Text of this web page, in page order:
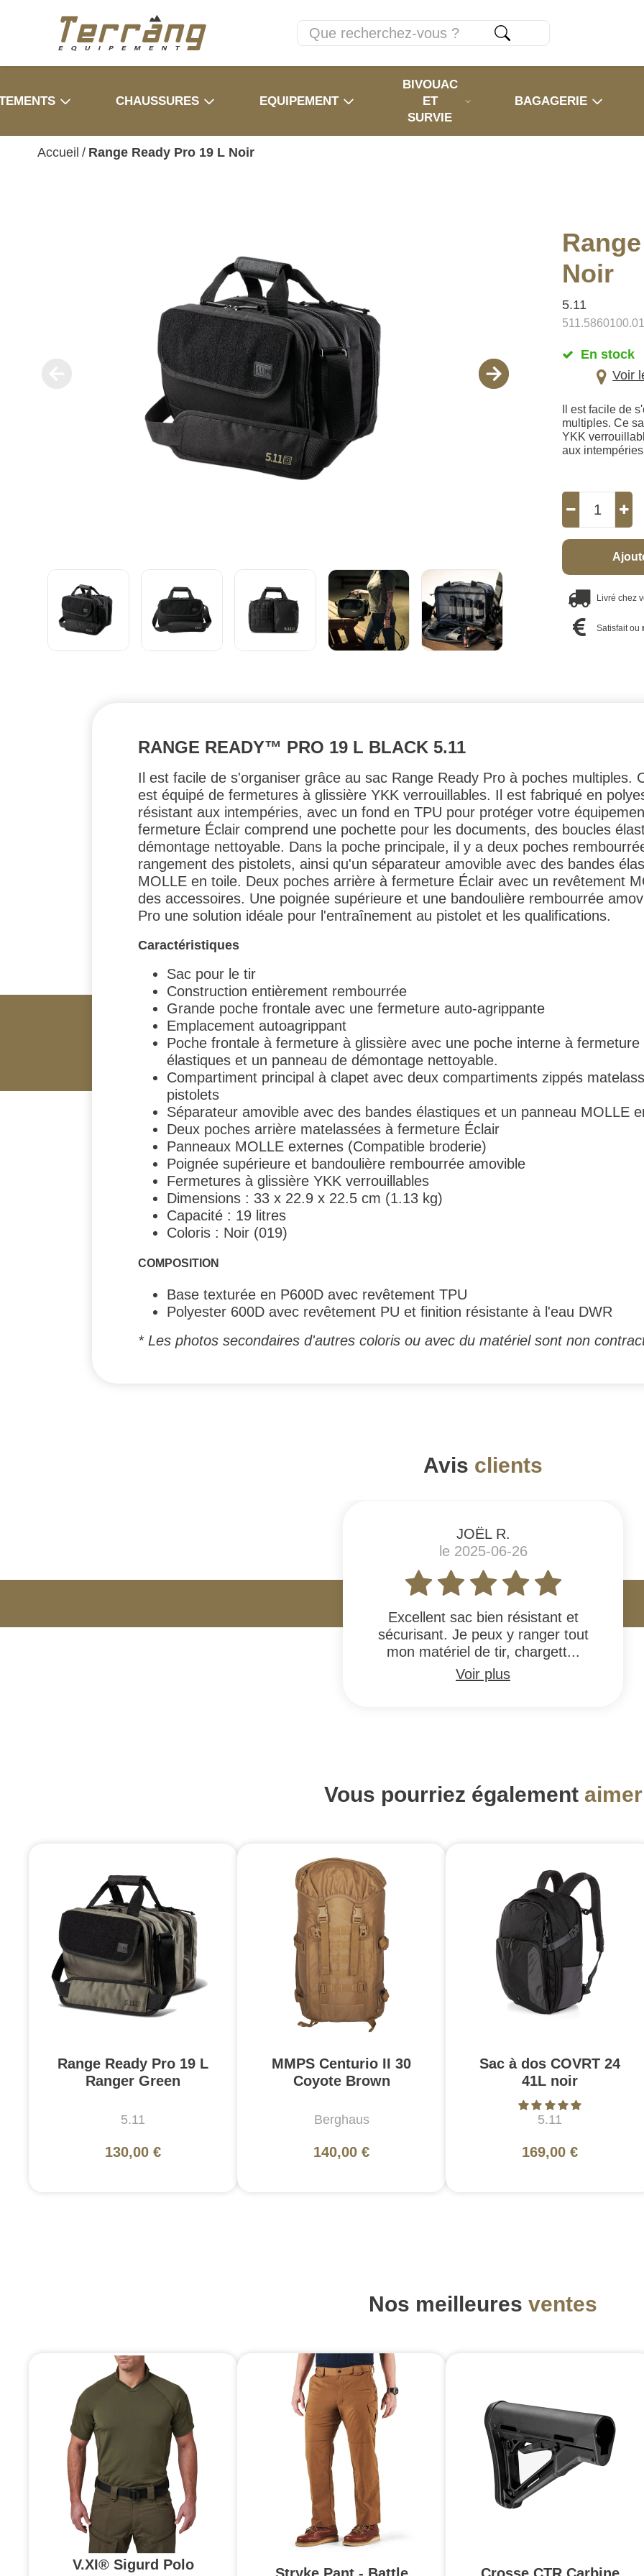
CHAUSSURES EQUIPEMENT
BIVOUAC
ET
SURVIE
BAGAGERIE
Accueil / Range Ready Pro 19 L Noir
Noir
5.11
En stock
Voir
Il est facile de
multiples. Ce
YKK
aux
Livré chez
Satisfait ou
RANGE READY™ PRO 19 L BLACK 5.11
Il est facile de s'organiser grâce au sac Range Ready Pro à poches multiples.
est équipé de fermetures à glissière YKK verrouillables. Il est fabriqué en
résistant aux intempéries, avec un fond en TPU pour protéger votre
fermeture Éclair comprend une pochette pour les documents, des boucles
démontage nettoyable. Dans la poche principale, il y a deux poches
rangement des pistolets, ainsi qu'un séparateur amovible avec des bandes
MOLLE en toile. Deux poches arrière à fermeture Éclair avec un revêtement
des accessoires. Une poignée supérieure et une bandoulière rembourrée
Pro une solution idéale pour l'entraînement au pistolet et les qualifications.
Caractéristiques
Sac pour le tir
Construction entièrement rembourrée
Grande poche frontale avec une fermeture auto-agrippante
Emplacement autoagrippant
Poche frontale à fermeture à glissière avec une poche interne à
élastiques et un panneau de démontage nettoyable.
Compartiment principal à clapet avec deux compartiments zippés
pistolets
Séparateur amovible avec des bandes élastiques et un panneau MOLLE
Deux poches arrière matelassées à fermeture Éclair
Panneaux MOLLE externes (Compatible broderie)
Poignée supérieure et bandoulière rembourrée amovible
Fermetures à glissière YKK verrouillables
Dimensions : 33 x 22.9 x 22.5 cm (1.13 kg)
Capacité : 19 litres
Coloris : Noir (019)
COMPOSITION
Base texturée en P600D avec revêtement TPU
Polyester 600D avec revêtement PU et finition résistante à l'eau DWR
* Les photos secondaires d'autres coloris ou avec du matériel sont non
Avis clients
JOËL R.
le 2025-06-26
Excellent sac bien résistant et
sécurisant. Je peux y ranger tout
mon matériel de tir, chargett...
Voir plus
Vous pourriez également aimer
Range Ready Pro 19 L
Ranger Green
5.11
130,00 €
MMPS Centurio II 30
Coyote Brown
Berghaus
140,00 €
Sac à dos COVRT 24
41L noir
5.11
169,00 €
Nos meilleures ventes
V.XI® Sigurd Polo